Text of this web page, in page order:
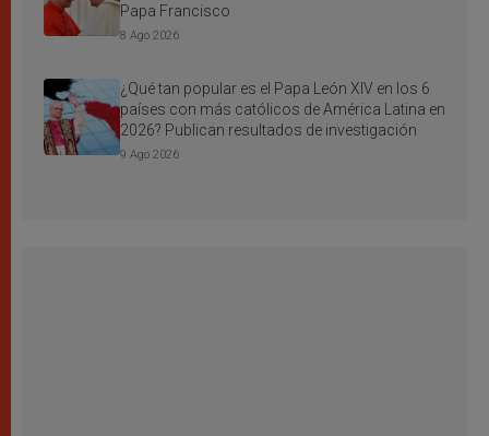
Papa Francisco
8 Ago 2026
¿Qué tan popular es el Papa León XIV en los 6
países con más católicos de América Latina en
2026? Publican resultados de investigación
9 Ago 2026